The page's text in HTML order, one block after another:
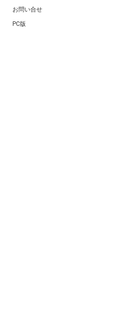
お問い合せ
PC版